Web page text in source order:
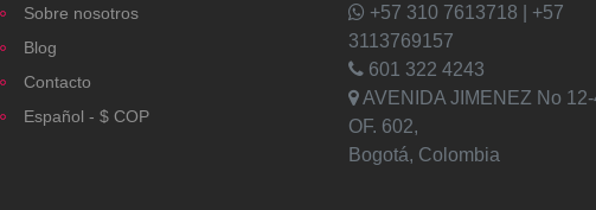
Sobre nosotros
Blog
Contacto
Español - $ COP
+57 310 7613718 | +57
3113769157
601 322 4243
AVENIDA JIMENEZ No
OF. 602,
Bogotá, Colombia